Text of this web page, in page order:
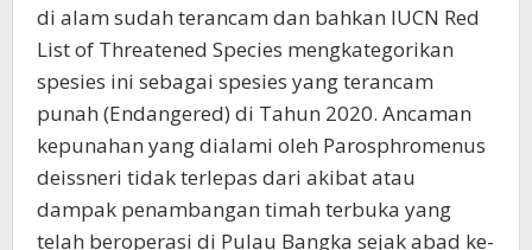
di alam sudah terancam dan bahkan IUCN Red
List of Threatened Species mengkategorikan
spesies ini sebagai spesies yang terancam
punah (Endangered) di Tahun 2020. Ancaman
kepunahan yang dialami oleh Parosphromenus
deissneri tidak terlepas dari akibat atau
dampak penambangan timah terbuka yang
telah beroperasi di Pulau Bangka sejak abad ke-